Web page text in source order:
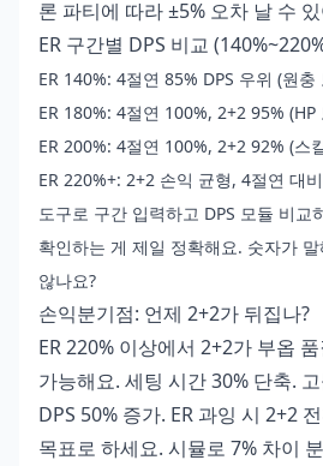
론 파티에 따라 ±5% 오차 날 수
ER 구간별 DPS 비교
ER 140%: 4절연 85% DPS 우위 (원충
ER 180%: 4절연 100%, 2+2 95% (HP
ER 200%: 4절연 100%, 2+2 92% (스
ER 220%+: 2+2 손익 균형, 4절연 대
도구로 구간 입력하고 DPS 모듈 비교
확인하는 게 제일 정확해요. 숫자가
않나요?
손익분기점: 언제 2+2가 뒤집나?
ER 220% 이상에서 2+2가 부옵
가능해요. 세팅 시간 30% 단축.
DPS 50% 증가. ER 과잉 시 2+2
목표로 하세요. 시뮬로 7% 차이